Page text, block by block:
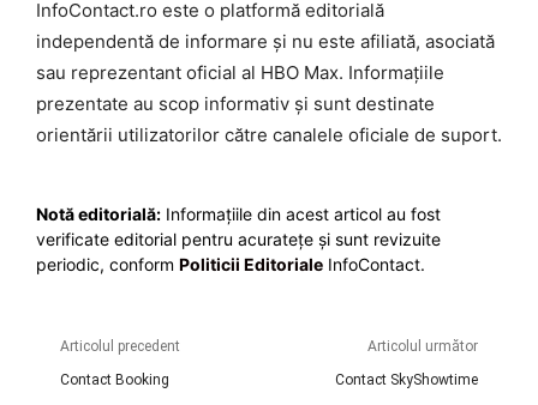
InfoContact.ro este o platformă editorială
independentă de informare și nu este afiliată, asociată
sau reprezentant oficial al HBO Max. Informațiile
prezentate au scop informativ și sunt destinate
orientării utilizatorilor către canalele oficiale de suport.
Notă editorială: Informațiile din acest articol au fost
verificate editorial pentru acuratețe și sunt revizuite
periodic, conform Politicii Editoriale InfoContact.
Articolul precedent
Contact Booking
Articolul următor
Contact SkyShowtime